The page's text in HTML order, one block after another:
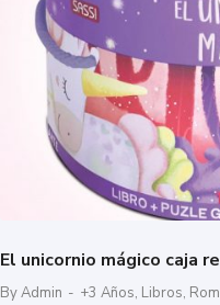
El unicornio mágico caja
By Admin - +3 Años, Libros,